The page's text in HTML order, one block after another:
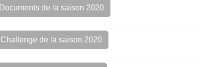
Documents de la saison 2020
Challenge de la saison 2020